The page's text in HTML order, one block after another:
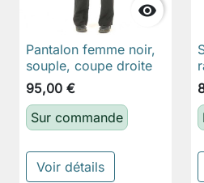

Pantalon femme noir,
souple, coupe droite
95,00 €
Sur commande
Voir détails